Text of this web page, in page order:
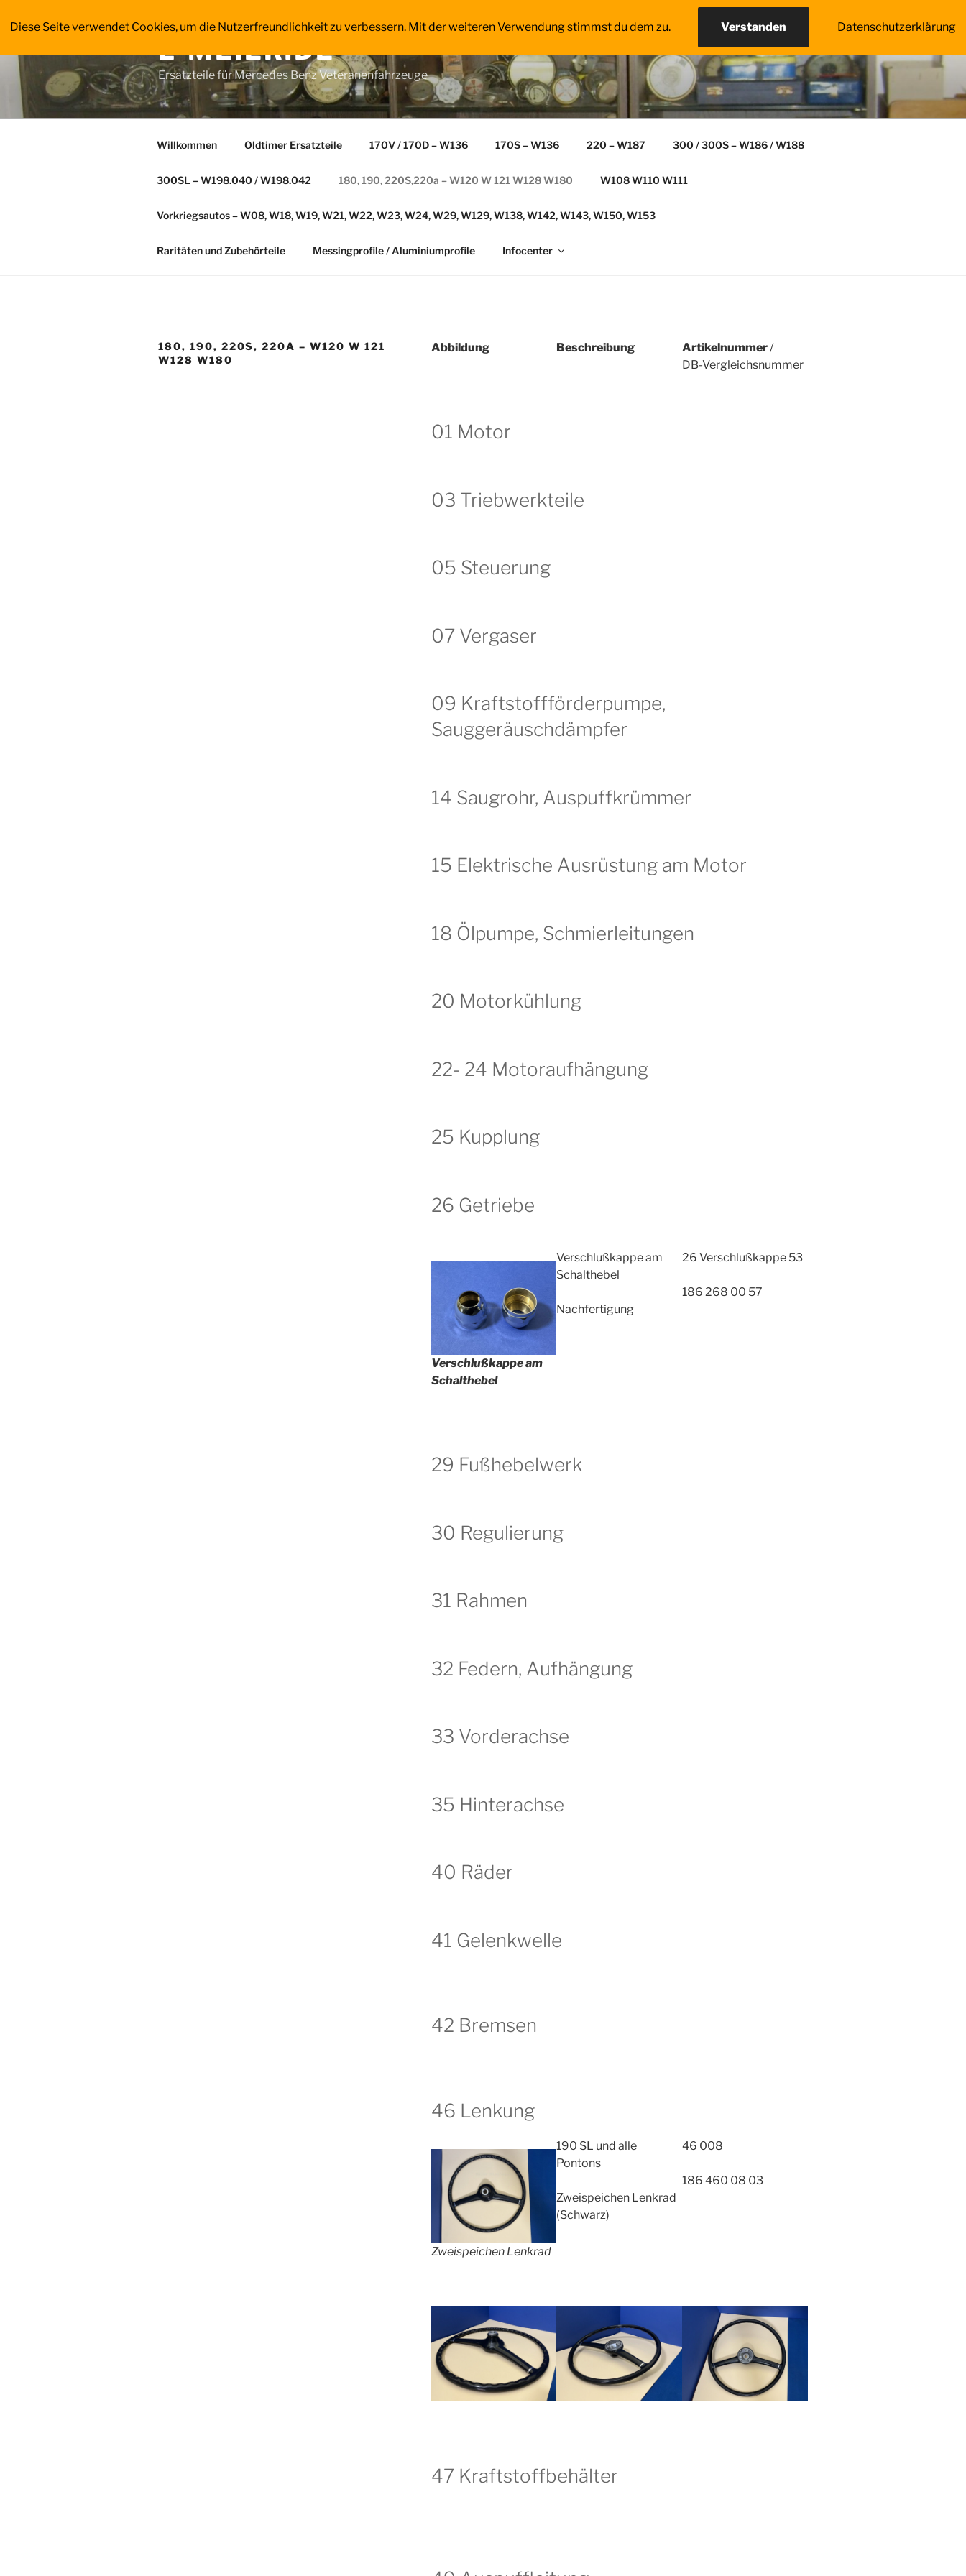
Inhalt
L-MEIER.DE
Ersatzteile für Mercedes Benz Veteranenfahrzeuge
Willkommen Oldtimer Ersatzteile 170V / 170D – W136 170S – W136 220 – W187 300 / 300S – W186 / W188
300SL – W198.040 / W198.042 180, 190, 220S,220a – W120 W 121 W128 W180 W108 W110 W111
Vorkriegsautos – W08, W18, W19, W21, W22, W23, W24, W29, W129, W138, W142, W143, W150, W153
Raritäten und Zubehörteile Messingprofile / Aluminiumprofile Infocenter
180, 190, 220S, 220A – W120 W 121
W128 W180
Abbildung Beschreibung Artikelnummer/
DB-Vergleichsnummer
01 Motor
03 Triebwerkteile
05 Steuerung
07 Vergaser
09 Kraftstoffförderpumpe,
Sauggeräuschdämpfer
14 Saugrohr, Auspuffkrümmer
15 Elektrische Ausrüstung am Motor
18 Ölpumpe, Schmierleitungen
20 Motorkühlung
22- 24 Motoraufhängung
25 Kupplung
26 Getriebe
Verschlußkappe am
Schalthebel
Verschlußkappe am
Schalthebel
Nachfertigung
26 Verschlußkappe 53
186 268 00 57
29 Fußhebelwerk
30 Regulierung
31 Rahmen
32 Federn, Aufhängung
33 Vorderachse
35 Hinterachse
40 Räder
41 Gelenkwelle
42 Bremsen
46 Lenkung
Zweispeichen Lenkrad
190 SL und alle
Pontons
Zweispeichen Lenkrad
(Schwarz)
46 008
186 460 08 03
47 Kraftstoffbehälter
Diese Seite verwendet Cookies, um die Nutzerfreundlichkeit zu verbessern. Mit der weiteren Verwendung stimmst du dem zu. Verstanden Datenschutzerklärung